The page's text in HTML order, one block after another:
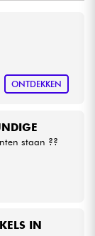
ONTDEKKEN
IN
staan ??